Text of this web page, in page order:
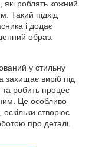
які роблять кожний
Такий підхід
і додає
образ.
у стильну
захищає виріб під
робить процес
Це особливо
оскільки створює
про деталі.